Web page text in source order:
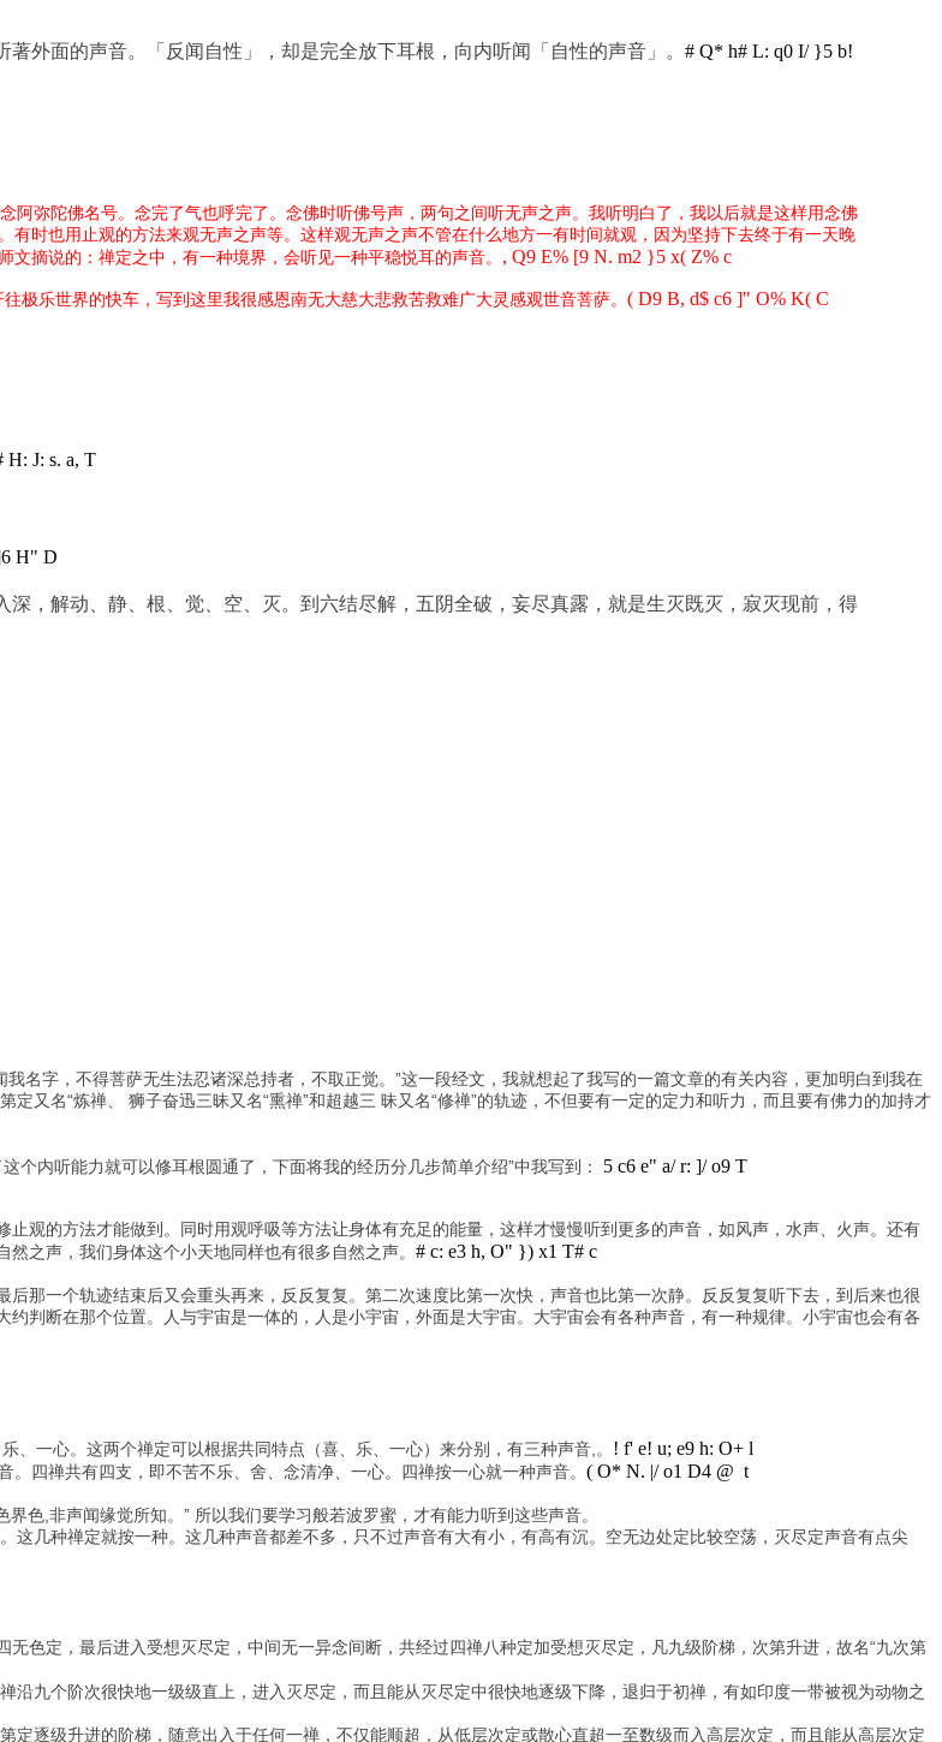
外面的声音。「反闻自性」，却是完全放下耳根，向内听闻「自性的声音」。 # Q* h# L: q0 I/ }5 b!
弥陀佛名号。念完了气也呼完了。念佛时听佛号声，两句之间听无声之声。我听明白了，我以后就是这样用念佛
时也用止观的方法来观无声之声等。这样观无声之声不管在什么地方一有时间就观，因为坚持下去终于有一天晚
摘说的：禅定之中，有一种境界，会听见一种平稳悦耳的声音。 , Q9 E% [9 N. m2 }5 x( Z% c
乐世界的快车，写到这里我很感恩南无大慈大悲救苦救难广大灵感观世音菩萨。 ( D9 B, d$ c6 ]" O% K( C
J: s. a, T
H" D
，解动、静、根、觉、空、灭。到六结尽解，五阴全破，妄尽真露，就是生灭既灭，寂灭现前，得
名字，不得菩萨无生法忍诸深总持者，不取正觉。”这一段经文，我就想起了我写的一篇文章的有关内容，更加明白到我在
又名“炼禅、 狮子奋迅三昧又名“熏禅”和超越三 昧又名“修禅”的轨迹，不但要有一定的定力和听力，而且要有佛力的加持才
内听能力就可以修耳根圆通了，下面将我的经历分几步简单介绍”中我写到： 5 c6 e" a/ r: ]/ o9 T
的方法才能做到。同时用观呼吸等方法让身体有充足的能量，这样才慢慢听到更多的声音，如风声，水声、火声。还有
之声，我们身体这个小天地同样也有很多自然之声。 # c: e3 h, O" }) x1 T# c
一个轨迹结束后又会重头再来，反反复复。第二次速度比第一次快，声音也比第一次静。反反复复听下去，到后来也很
判断在那个位置。人与宇宙是一体的，人是小宇宙，外面是大宇宙。大宇宙会有各种声音，有一种规律。小宇宙也会有各
一心。这两个禅定可以根据共同特点（喜、乐、一心）来分别，有三种声音,。 ! f' e! u; e9 h: O+ l
禅共有四支，即不苦不乐、舍、念清净、一心。四禅按一心就一种声音。 ( O* N. |/ o1 D4 @ t
,非声闻缘觉所知。” 所以我们要学习般若波罗蜜，才有能力听到这些声音。
禅定就按一种。这几种声音都差不多，只不过声音有大有小，有高有沉。空无边处定比较空荡，灭尽定声音有点尖
色定，最后进入受想灭尽定，中间无一异念间断，共经过四禅八种定加受想灭尽定，凡九级阶梯，次第升进，故名“九次第
九个阶次很快地一级级直上，进入灭尽定，而且能从灭尽定中很快地逐级下降，退归于初禅，有如印度一带被视为动物之
逐级升进的阶梯，随意出入于任何一禅，不仅能顺超，从低层次定或散心直超一至数级而入高层次定，而且能从高层次定